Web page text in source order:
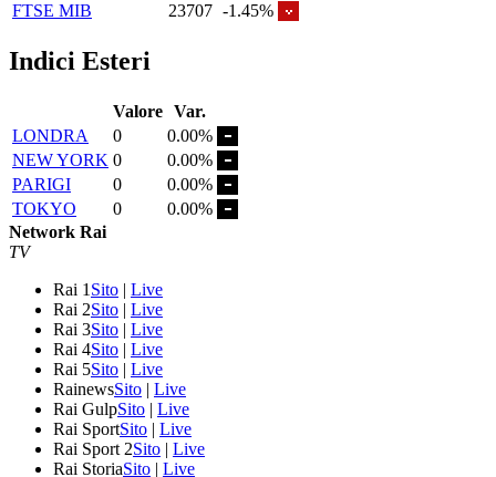
FTSE MIB
23707 -1.45%
Indici Esteri
Valore Var.
LONDRA
0
0.00%
NEW YORK 0
0.00%
PARIGI
0
0.00%
TOKYO
0
0.00%
Network Rai
TV
Rai 1 Sito | Live
Rai 2Sito | Live
Rai 3Sito | Live
Rai 4Sito | Live
Rai 5Sito | Live
RainewsSito | Live
Rai GulpSito | Live
Rai SportSito | Live
Rai Sport 2Sito | Live
Rai StoriaSito | Live